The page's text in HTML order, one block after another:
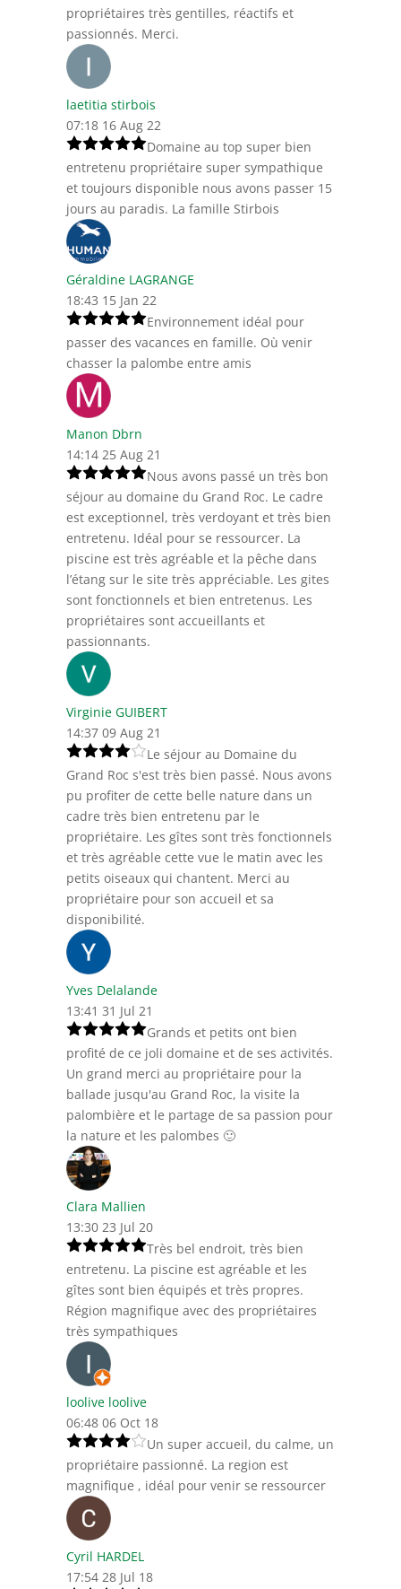
propriétaires très gentilles, réactifs et
passionnés. Merci.
laetitia stirbois
07:18 16 Aug 22
Domaine au top super bien
entretenu propriétaire super sympathique
et toujours disponible nous avons passer 15
jours au paradis. La famille Stirbois
Géraldine LAGRANGE
18:43 15 Jan 22
Environnement idéal pour
passer des vacances en famille. Où venir
chasser la palombe entre amis
Manon Dbrn
14:14 25 Aug 21
Nous avons passé un très bon
séjour au domaine du Grand Roc. Le cadre
est exceptionnel, très verdoyant et très bien
entretenu. Idéal pour se ressourcer. La
piscine est très agréable et la pêche dans
l’étang sur le site très appréciable. Les gites
sont fonctionnels et bien entretenus. Les
propriétaires sont accueillants et
passionnants.
Virginie GUIBERT
14:37 09 Aug 21
Le séjour au Domaine du
Grand Roc s'est très bien passé. Nous avons
pu profiter de cette belle nature dans un
cadre très bien entretenu par le
propriétaire. Les gîtes sont très fonctionnels
et très agréable cette vue le matin avec les
petits oiseaux qui chantent. Merci au
propriétaire pour son accueil et sa
disponibilité.
Yves Delalande
13:41 31 Jul 21
Grands et petits ont bien
profité de ce joli domaine et de ses activités.
Un grand merci au propriétaire pour la
ballade jusqu'au Grand Roc, la visite la
palombière et le partage de sa passion pour
la nature et les palombes 🙂
Clara Mallien
13:30 23 Jul 20
Très bel endroit, très bien
entretenu. La piscine est agréable et les
gîtes sont bien équipés et très propres.
Région magnifique avec des propriétaires
très sympathiques
loolive loolive
06:48 06 Oct 18
Un super accueil, du calme, un
propriétaire passionné. La region est
magnifique , idéal pour venir se ressourcer
Cyril HARDEL
17:54 28 Jul 18